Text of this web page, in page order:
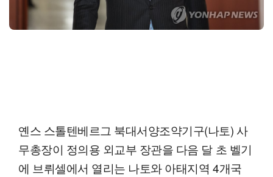
옌스 스톨텐베르그 북대서양조약기구(나토) 사
무총장이 정의용 외교부 장관을 다음 달 초 벨기
에 브뤼셀에서 열리는 나토와 아태지역 4개국